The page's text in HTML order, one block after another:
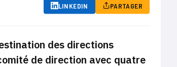
LINKEDIN PARTAGER
des directions
de direction avec quatre